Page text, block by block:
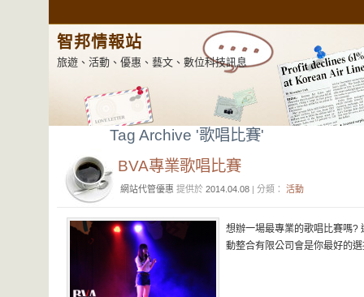
智邦情報站
旅遊、活動、優惠、藝文、數位科技訊息
Tag Archive '歌唱比賽'
BVA專業歌唱比賽
網站代管優惠 提供於 2014.04.08 | 分類： 活動
想辦一場最專業的歌唱比賽嗎?
動整合有限公司會是你最好的